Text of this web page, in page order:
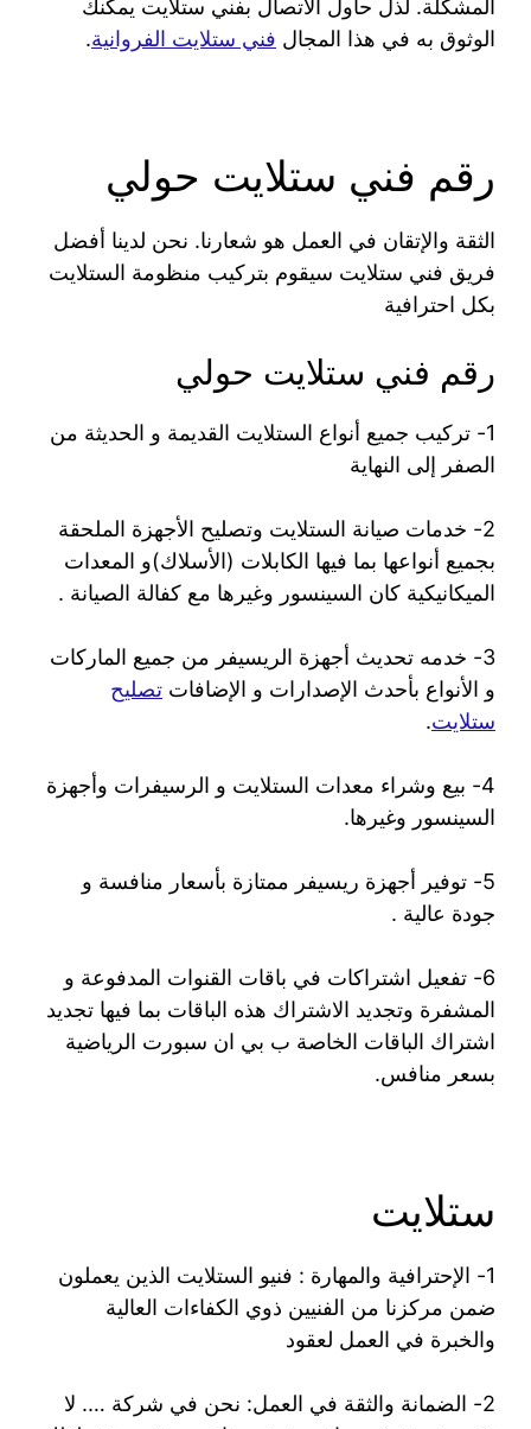
المشكلة. لذل حاول الاتصال بفني ستلايت يمكنك
الوثوق به في هذا المجال فني ستلايت الفروانية.
رقم فني ستلايت حولي
الثقة والإتقان في العمل هو شعارنا. نحن لدينا أفضل
فريق فني ستلايت سيقوم بتركيب منظومة الستلايت
بكل احترافية
رقم فني ستلايت حولي
1- تركيب جميع أنواع الستلايت القديمة و الحديثة من
الصفر إلى النهاية
2- خدمات صيانة الستلايت وتصليح الأجهزة الملحقة
بجميع أنواعها بما فيها الكابلات (الأسلاك)و المعدات
الميكانيكية كان السينسور وغيرها مع كفالة الصيانة .
3- خدمه تحديث أجهزة الريسيفر من جميع الماركات
و الأنواع بأحدث الإصدارات و الإضافات تصليح
ستلايت.
4- بيع وشراء معدات الستلايت و الرسيفرات وأجهزة
السينسور وغيرها.
5- توفير أجهزة ريسيفر ممتازة بأسعار منافسة و
جودة عالية .
6- تفعيل اشتراكات في باقات القنوات المدفوعة و
المشفرة وتجديد الاشتراك هذه الباقات بما فيها تجديد
اشتراك الباقات الخاصة ب بي ان سبورت الرياضية
بسعر منافس.
ستلايت
1- الإحترافية والمهارة : فنيو الستلايت الذين يعملون
ضمن مركزنا من الفنيين ذوي الكفاءات العالية
والخبرة في العمل لعقود
2- الضمانة والثقة في العمل: نحن في شركة …. لا